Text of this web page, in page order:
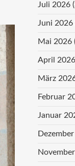
Juli 2026
Juni 2026
Mai 2026
April 2026
März
Februar
Januar